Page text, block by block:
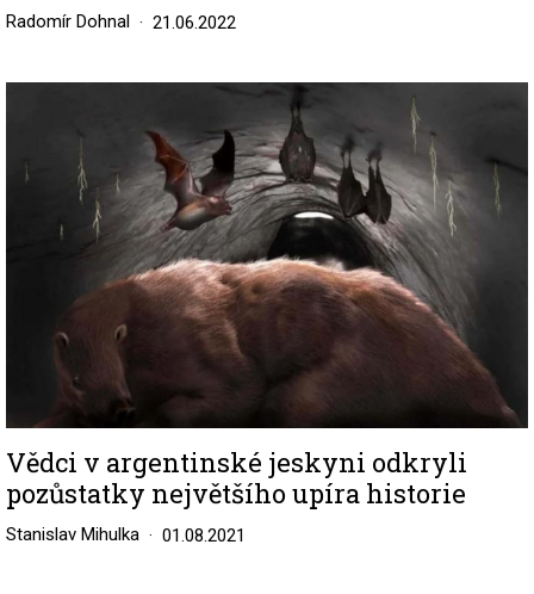
Radomír Dohnal 21.06.2022
Vědci v argentinské jeskyni odkryli
pozůstatky největšího upíra historie
Stanislav Mihulka 01.08.2021